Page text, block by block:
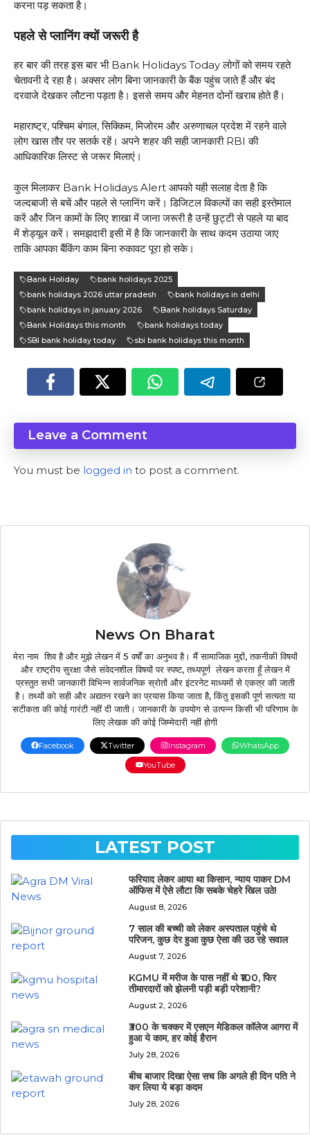
करना पड़ सकता है।
पहले से प्लानिंग क्यों जरूरी है
हर बार की तरह इस बार भी Bank Holidays Today लोगों को समय रहते
चेतावनी दे रहा है। अक्सर लोग बिना जानकारी के बैंक पहुंच जाते हैं और बंद
दरवाजे देखकर लौटना पड़ता है। इससे समय और मेहनत दोनों खराब होते हैं।
महाराष्ट्र, पश्चिम बंगाल, सिक्किम, मिजोरम और अरुणाचल प्रदेश में रहने वाले
लोग खास तौर पर सतर्क रहें। अपने शहर की सही जानकारी RBI की
आधिकारिक लिस्ट से जरूर मिलाएं।
कुल मिलाकर Bank Holidays Alert आपको यही सलाह देता है कि
जल्दबाजी से बचें और पहले से प्लानिंग करें। डिजिटल विकल्पों का सही इस्तेमाल
करें और जिन कामों के लिए शाखा में जाना जरूरी है उन्हें छुट्टी से पहले या बाद
में शेड्यूल करें। समझदारी इसी में है कि जानकारी के साथ कदम उठाया जाए
ताकि आपका बैंकिंग काम बिना रुकावट पूरा हो सके।
Bank Holiday
bank holidays 2025
bank holidays 2026 uttar pradesh
bank holidays in delhi
bank holidays in january 2026
Bank holidays Saturday
Bank Holidays this month
bank holidays today
SBI bank holiday today
sbi bank holidays this month
Leave a Comment
You must be logged in to post a comment.
News On Bharat
मेरा नाम शिव है और मुझे लेखन में 5 वर्षों का अनुभव है। मैं सामाजिक मुद्दों, तकनीकी विषयों
और राष्ट्रीय सुरक्षा जैसे संवेदनशील विषयों पर स्पष्ट, तथ्यपूर्ण लेखन करता हूँ लेखन में
प्रस्तुत सभी जानकारी विभिन्न सार्वजनिक स्रोतों और इंटरनेट माध्यमों से एकत्र की जाती
है। तथ्यों को सही और अद्यतन रखने का प्रयास किया जाता है, किंतु इसकी पूर्ण सत्यता या
सटीकता की कोई गारंटी नहीं दी जाती। जानकारी के उपयोग से उत्पन्न किसी भी परिणाम के
लिए लेखक की कोई जिम्मेदारी नहीं होगी
Facebook Twitter Instagram
WhatsApp
YouTube
LATEST POST
फरियाद लेकर आया था किसान, न्याय पाकर DM
ऑफिस में ऐसे लौटा कि सबके चेहरे खिल उठे!
August 8, 2026
7 साल की बच्ची को लेकर अस्पताल पहुंचे थे
परिजन, कुछ देर हुआ कुछ ऐसा की उठ रहे सवाल
August 7, 2026
KGMU में मरीज के पास नहीं थे ₹100, फिर
तीमारदारों को झेलनी पड़ी बड़ी परेशानी?
August 2, 2026
₹300 के चक्कर में एसएन मेडिकल कॉलेज आगरा में
हुआ ये काम, हर कोई हैरान
July 28, 2026
बीच बाजार दिखा ऐसा सच कि अगले ही दिन पति ने
कर लिया ये बड़ा कदम
July 28, 2026